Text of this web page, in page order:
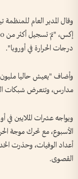
وقال المدير العام
درجات الحرارة في أوروبا".
وأضاف "يعيش حاليا
مدارس، وتتعرض شبكات
ويواجه عشرات الملايين
الأسبوع، مع تحرك موجة
أعداد الوفيات، وحذرت
القصوى.